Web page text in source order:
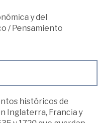
y del
/ Pensamiento
históricos de
Inglaterra, Francia y